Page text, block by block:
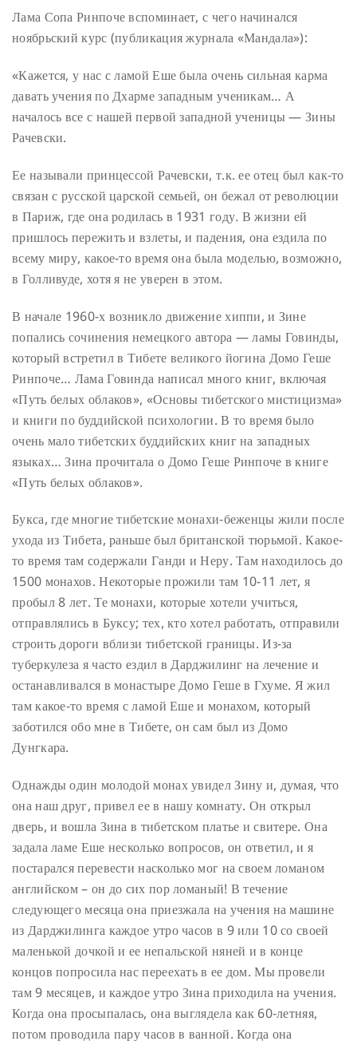
Лама Сопа Ринпоче вспоминает, с чего начинался
ноябрьский курс (публикация журнала «Мандала»):
«Кажется, у нас с ламой Еше была очень сильная карма
давать учения по Дхарме западным ученикам… А
началось все с нашей первой западной ученицы — Зины
Рачевски.
Ее называли принцессой Рачевски, т.к. ее отец был как-то
связан с русской царской семьей, он бежал от революции
в Париж, где она родилась в 1931 году. В жизни ей
пришлось пережить и взлеты, и падения, она ездила по
всему миру, какое-то время она была моделью, возможно,
в Голливуде, хотя я не уверен в этом.
В начале 1960-х возникло движение хиппи, и Зине
попались сочинения немецкого автора — ламы Говинды,
который встретил в Тибете великого йогина Домо Геше
Ринпоче… Лама Говинда написал много книг, включая
«Путь белых облаков», «Основы тибетского мистицизма»
и книги по буддийской психологии. В то время было
очень мало тибетских буддийских книг на западных
языках… Зина прочитала о Домо Геше Ринпоче в книге
«Путь белых облаков».
Букса, где многие тибетские монахи-беженцы жили после
ухода из Тибета, раньше был британской тюрьмой. Какое-
то время там содержали Ганди и Неру. Там находилось до
1500 монахов. Некоторые прожили там 10-11 лет, я
пробыл 8 лет. Те монахи, которые хотели учиться,
отправлялись в Буксу; тех, кто хотел работать, отправили
строить дороги вблизи тибетской границы. Из-за
туберкулеза я часто ездил в Дарджилинг на лечение и
останавливался в монастыре Домо Геше в Гхуме. Я жил
там какое-то время с ламой Еше и монахом, который
заботился обо мне в Тибете, он сам был из Домо
Дунгкара.
Однажды один молодой монах увидел Зину и, думая, что
она наш друг, привел ее в нашу комнату. Он открыл
дверь, и вошла Зина в тибетском платье и свитере. Она
задала ламе Еше несколько вопросов, он ответил, и я
постарался перевести насколько мог на своем ломаном
английском – он до сих пор ломаный! В течение
следующего месяца она приезжала на учения на машине
из Дарджилинга каждое утро часов в 9 или 10 со своей
маленькой дочкой и ее непальской няней и в конце
концов попросила нас переехать в ее дом. Мы провели
там 9 месяцев, и каждое утро Зина приходила на учения.
Когда она просыпалась, она выглядела как 60-летняя,
потом проводила пару часов в ванной. Когда она